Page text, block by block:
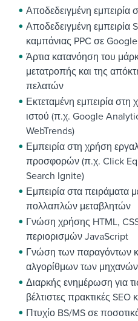
Αποδεδειγμένη εμπειρία
Αποδεδειγμένη εμπειρία
καμπάνιας PPC σε
Άρτια κατανόηση του
μετατροπής και της
πελατών
Εκτεταμένη εμπειρία
ιστού (π.χ. Google
WebTrends)
Εμπειρία στη χρήση
προσφορών (π.χ. Click
Search Ignite)
Εμπειρία στα πειράματα
πολλαπλών μεταβλητών
Γνώση χρήσης HTML,
περιορισμών JavaScript
Γνώση των παραγόντων
αλγορίθμων των
Διαρκής ενημέρωση για
βέλτιστες πρακτικές SEO
Πτυχίο BS/MS σε